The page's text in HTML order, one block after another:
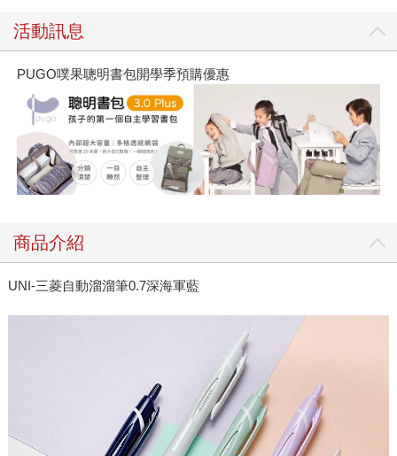
活動訊息
PUGO噗果聰明書包開學季預購優惠
商品介紹
UNI-三菱自動溜溜筆0.7深海軍藍